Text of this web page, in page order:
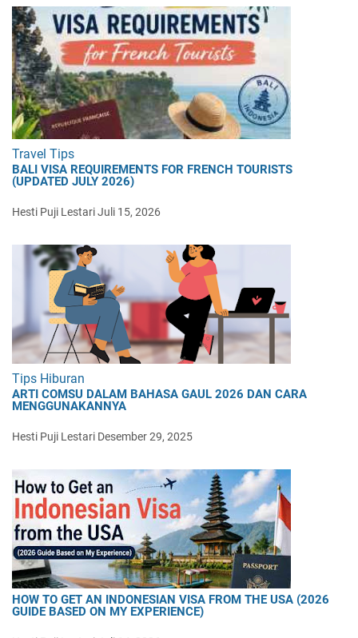
Travel Tips
BALI VISA REQUIREMENTS FOR FRENCH TOURISTS
(UPDATED JULY 2026)
Hesti Puji LestariJuli 15, 2026
Tips Hiburan
ARTI COMSU DALAM BAHASA GAUL 2026 DAN CARA
MENGGUNAKANNYA
Hesti Puji Lestari Desember 29, 2025
HOW TO GET AN INDONESIAN VISA FROM THE USA (2026
GUIDE BASED ON MY EXPERIENCE)